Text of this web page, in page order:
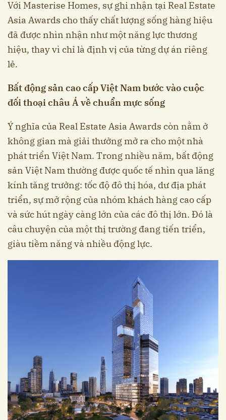
Với Masterise Homes, sự ghi nhận tại Real Estate
Asia Awards cho thấy chất lượng sống hàng hiệu
đã được nhìn nhận như một năng lực thương
hiệu, thay vì chỉ là định vị của từng dự án riêng
lẻ.
Bất động sản cao cấp Việt Nam bước vào cuộc
đối thoại châu Á về chuẩn mực sống
Ý nghĩa của Real Estate Asia Awards còn nằm ở
không gian mà giải thưởng mở ra cho một nhà
phát triển Việt Nam. Trong nhiều năm, bất động
sản Việt Nam thường được quốc tế nhìn qua lăng
kính tăng trưởng: tốc độ đô thị hóa, dư địa phát
triển, sự mở rộng của nhóm khách hàng cao cấp
và sức hút ngày càng lớn của các đô thị lớn. Đó là
câu chuyện của một thị trường đang tiến triển,
giàu tiềm năng và nhiều động lực.